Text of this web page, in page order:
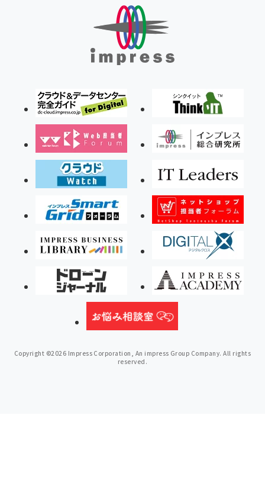
Copyright ©2026 Impress Corporation, An impress Group Company. All rights
reserved.